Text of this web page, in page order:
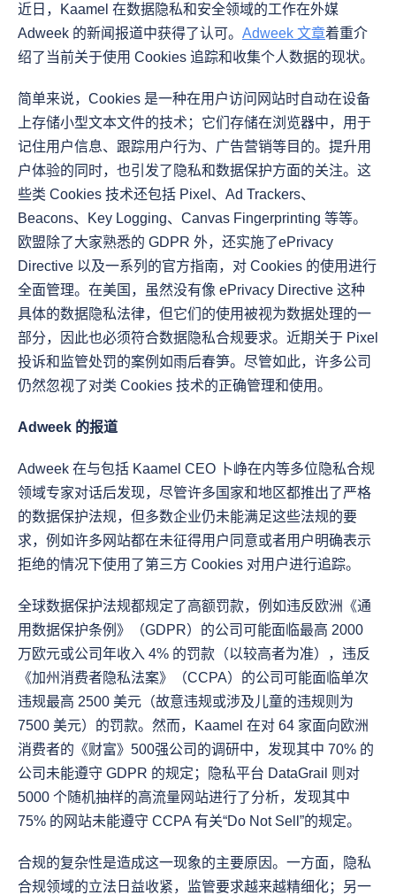
近日，Kaamel 在数据隐私和安全领域的工作在外媒
Adweek 的新闻报道中获得了认可。 Adweek 文章着重介
绍了当前关于使用 Cookies 追踪和收集个人数据的现状。
简单来说，Cookies 是一种在用户访问网站时自动在设备
上存储小型文本文件的技术；它们存储在浏览器中，用于
记住用户信息、跟踪用户行为、广告营销等目的。提升用
户体验的同时，也引发了隐私和数据保护方面的关注。这
些类 Cookies 技术还包括 Pixel、Ad Trackers、
Beacons、Key Logging、Canvas Fingerprinting 等等。
欧盟除了大家熟悉的 GDPR 外，还实施了ePrivacy
Directive 以及一系列的官方指南，对 Cookies 的使用进行
全面管理。在美国，虽然没有像 ePrivacy Directive 这种
具体的数据隐私法律，但它们的使用被视为数据处理的一
部分，因此也必须符合数据隐私合规要求。近期关于 Pixel
投诉和监管处罚的案例如雨后春笋。尽管如此，许多公司
仍然忽视了对类 Cookies 技术的正确管理和使用。
Adweek 的报道
Adweek 在与包括 Kaamel CEO 卜峥在内等多位隐私合规
领域专家对话后发现，尽管许多国家和地区都推出了严格
的数据保护法规，但多数企业仍未能满足这些法规的要
求，例如许多网站都在未征得用户同意或者用户明确表示
拒绝的情况下使用了第三方 Cookies 对用户进行追踪。
全球数据保护法规都规定了高额罚款，例如违反欧洲《通
用数据保护条例》（GDPR）的公司可能面临最高 2000
万欧元或公司年收入 4% 的罚款（以较高者为准），违反
《加州消费者隐私法案》（CCPA）的公司可能面临单次
违规最高 2500 美元（故意违规或涉及儿童的违规则为
7500 美元）的罚款。然而，Kaamel 在对 64 家面向欧洲
消费者的《财富》500强公司的调研中，发现其中 70% 的
公司未能遵守 GDPR 的规定；隐私平台 DataGrail 则对
5000 个随机抽样的高流量网站进行了分析，发现其中
75% 的网站未能遵守 CCPA 有关“Do Not Sell”的规定。
合规的复杂性是造成这一现象的主要原因。一方面，隐私
合规领域的立法日益收紧，监管要求越来越精细化；另一